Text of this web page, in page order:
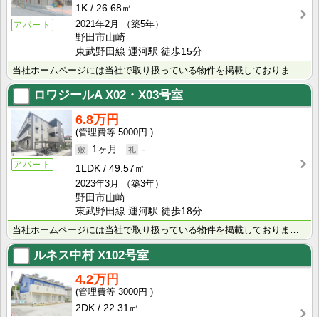
アパート
1K
26.68㎡
2021年2月
（築5年）
野田市山崎
東武野田線 運河駅 徒歩15分
ロワジールAX02・X03号室
アパート
6.8万円
5000円
1ヶ月
-
1LDK
49.57㎡
2023年3月
（築3年）
野田市山崎
東武野田線 運河駅 徒歩18分
ルネス中村X102号室
4.2万円
3000円
2DK
22.31㎡